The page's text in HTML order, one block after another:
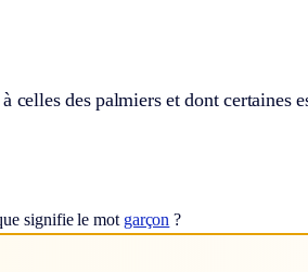
des palmiers et dont certaines
signifie le mot garçon ?